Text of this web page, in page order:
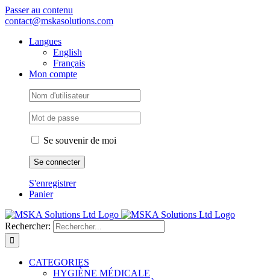
Passer au contenu
contact@mskasolutions.com
Langues
English
Français
Mon compte
Se souvenir de moi
S'enregistrer
Panier
Rechercher:
CATEGORIES
HYGIÈNE MÉDICALE